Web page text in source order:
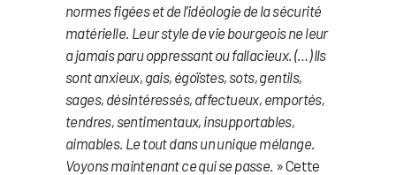
normes figées et de l’idéologie de la sécurité
matérielle. Leur style de vie bourgeois ne leur
a jamais paru oppressant ou fallacieux. (…) Ils
sont anxieux, gais, égoïstes, sots, gentils,
sages, désintéressés, affectueux, emportés,
tendres, sentimentaux, insupportables,
aimables. Le tout dans un unique mélange.
Voyons maintenant ce qui se passe. » Cette